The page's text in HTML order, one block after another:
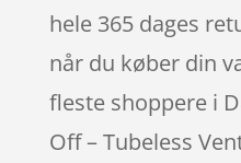
hele 365 dages
når du køber din
fleste shoppere i
Off – Tubeless